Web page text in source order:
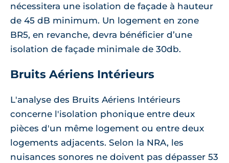
nécessitera une isolation de façade à hauteur
de 45 dB minimum. Un logement en zone
BR5, en revanche, devra bénéficier d’une
isolation de façade minimale de 30db.
Bruits Aériens Intérieurs
L'analyse des Bruits Aériens Intérieurs
concerne l'isolation phonique entre deux
pièces d'un même logement ou entre deux
logements adjacents. Selon la NRA, les
nuisances sonores ne doivent pas dépasser 53